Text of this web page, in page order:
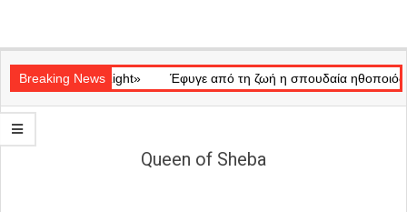
Navigation
Menu
Breaking News
«Ray of Light» Έφυγε από τη ζωή η σπουδαία ηθοποιός
Queen of Sheba